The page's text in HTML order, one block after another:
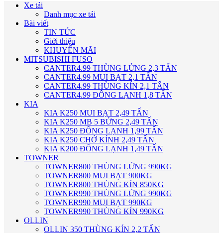
Xe tải
Danh mục xe tải
Bài viết
TIN TỨC
Giới thiệu
KHUYẾN MÃI
MITSUBISHI FUSO
CANTER4.99 THÙNG LỬNG 2,3 TẤN
CANTER4.99 MUI BẠT 2,1 TẤN
CANTER4.99 THÙNG KÍN 2,1 TẤN
CANTER4.99 ĐÔNG LẠNH 1,8 TẤN
KIA
KIA K250 MUI BẠT 2,49 TẤN
KIA K250 MB 5 BỬNG 2,49 TẤN
KIA K250 ĐÔNG LẠNH 1,99 TẤN
KIA K250 CHỞ KÍNH 2,49 TẤN
KIA K200 ĐÔNG LẠNH 1,49 TẤN
TOWNER
TOWNER800 THÙNG LỬNG 990KG
TOWNER800 MUI BẠT 900KG
TOWNER800 THÙNG KÍN 850KG
TOWNER990 THÙNG LỬNG 990KG
TOWNER990 MUI BẠT 990KG
TOWNER990 THÙNG KÍN 990KG
OLLIN
OLLIN 350 THÙNG KÍN 2,2 TẤN